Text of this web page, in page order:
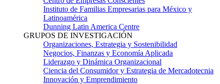
Instituto de Familias Empresarias para México y
Latinoamérica
Dunning Latin America Centre
GRUPOS DE INVESTIGACIÓN
Organizaciones, Estrategia y Sostenibilidad
Negocios, Finanzas y Economía Aplicada
Liderazgo y Dinámica Organizacional
Ciencia del Consumidor y Estrategia de Mercadotecnia
Innovación y Emprendimiento